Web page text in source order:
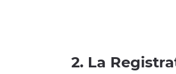
2. La